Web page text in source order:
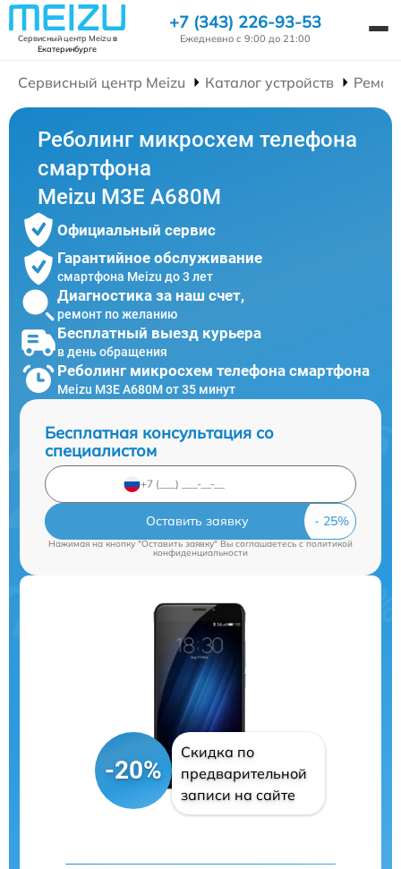
Сервисный центр Meizuв
Екатеринбурге
+7 (343) 226-93-53
Ежедневно с 9:00 до 21:00
Сервисный центр Meizu Каталог устройств
Реболинг микросхем телефона
смартфона
Meizu M3E A680M
Официальный сервис
Гарантийное обслуживание
смартфона Meizu до 3 лет
Диагностика за наш счет,
ремонт по желанию
Бесплатный выезд курьера
в день обращения
Реболинг микросхем телефона смартфона
Meizu M3E A680M от 35 минут
Бесплатная консультация со
специалистом
Оставить заявку
Нажимая на кнопку "Оставить заявку" Вы соглашаетесь cполитикой
конфиденциальности
-20%
Скидка по
предварительной
записи на сайте